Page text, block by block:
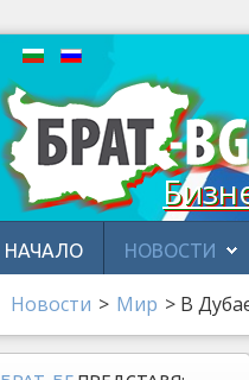
НАЧАЛО НОВОСТИ
Новости > Мир > В